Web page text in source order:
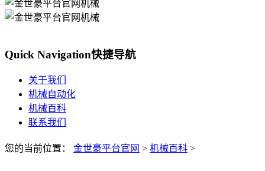
Quick Navigation快捷导航
关于我们
机械自动化
机械百科
联系我们
您的当前位置： 金世豪平台官网 > 机械百科 >